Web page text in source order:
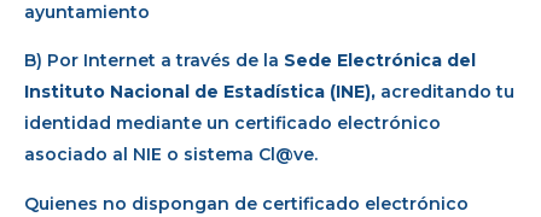
ayuntamiento
B) Por Internet a través de la Sede Electrónica del
Instituto Nacional de Estadística (INE), acreditando tu
identidad mediante un certificado electrónico
asociado al NIE o sistema Cl@ve.
Quienes no dispongan de certificado electrónico